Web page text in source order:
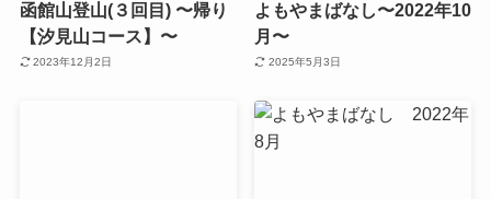
函館山登山(３回目) 〜帰り
【汐見山コース】〜
2023年12月2日
よもやまばなし〜2022年10
月〜
2025年5月3日